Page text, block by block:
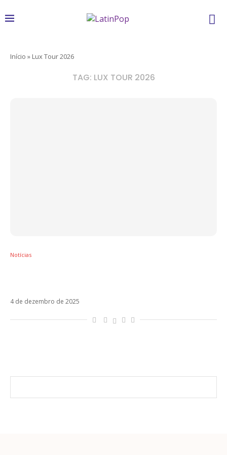
Início » Lux Tour 2026
TAG: LUX TOUR 2026
Notícias
4 de dezembro de 2025